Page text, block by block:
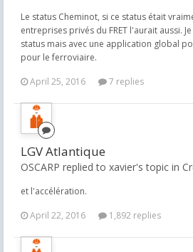
Le status Cheminot, si ce status était
entreprises privés du FRET l'aurait aussi.
status mais avec une application global
pour le ferroviaire.
April 25, 2016
7 replies
LGV Atlantique
OSCARP replied to xavier's topic in
et l'accélération.
April 22, 2016
1,892 replies